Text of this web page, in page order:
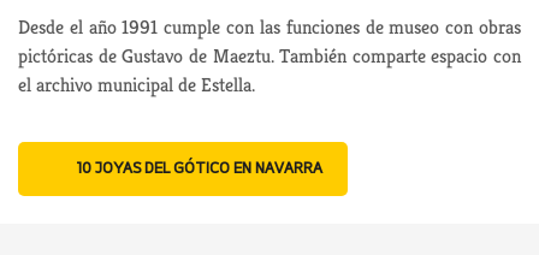
Desde el año 1991 cumple con las funciones de museo con obras
pictóricas de Gustavo de Maeztu. También comparte espacio con
el archivo municipal de Estella.
10 JOYAS DEL GÓTICO EN NAVARRA